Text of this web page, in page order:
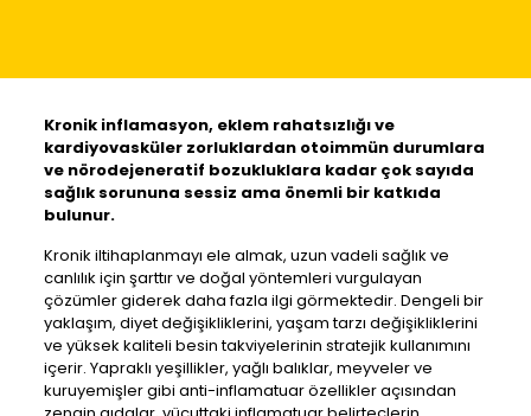
Kronik inflamasyon, eklem rahatsızlığı ve
kardiyovasküler zorluklardan otoimmün durumlara
ve nörodejeneratif bozukluklara kadar çok sayıda
sağlık sorununa sessiz ama önemli bir katkıda
bulunur.
Kronik iltihaplanmayı ele almak, uzun vadeli sağlık ve
canlılık için şarttır ve doğal yöntemleri vurgulayan
çözümler giderek daha fazla ilgi görmektedir. Dengeli bir
yaklaşım, diyet değişikliklerini, yaşam tarzı değişikliklerini
ve yüksek kaliteli besin takviyelerinin stratejik kullanımını
içerir. Yapraklı yeşillikler, yağlı balıklar, meyveler ve
kuruyemişler gibi anti-inflamatuar özellikler açısından